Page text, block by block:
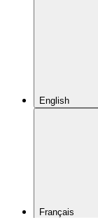
English
Français